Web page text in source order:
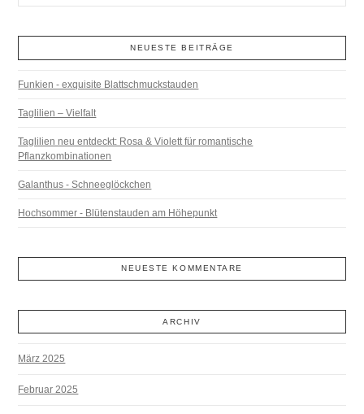
NEUESTE BEITRÄGE
Funkien - exquisite Blattschmuckstauden
Taglilien – Vielfalt
Taglilien neu entdeckt: Rosa & Violett für romantische
Pflanzkombinationen
Galanthus - Schneeglöckchen
Hochsommer - Blütenstauden am Höhepunkt
NEUESTE KOMMENTARE
ARCHIV
März 2025
Februar 2025